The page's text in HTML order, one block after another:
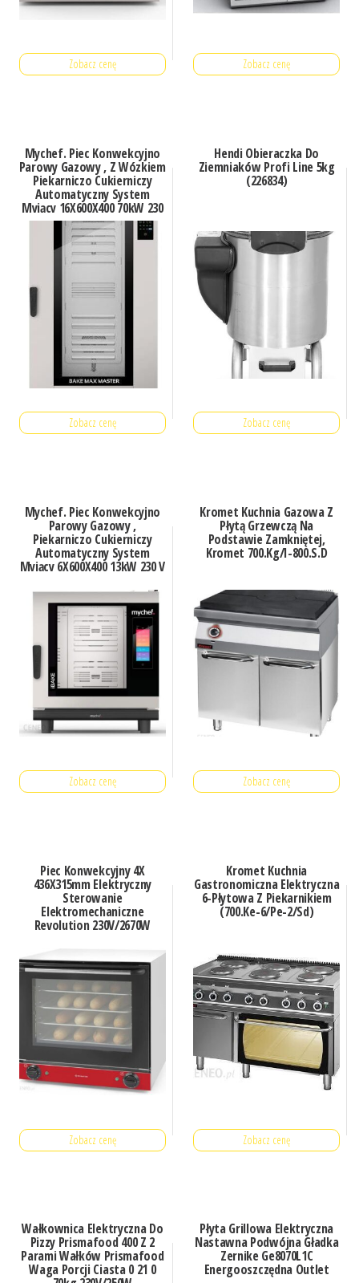
Zobacz cenę Zobacz cenę
Mychef. Piec Konwekcyjno
Parowy Gazowy , Z Wózkiem
Piekarniczo Cukierniczy
Automatyczny System
Myjący 16X600X400 70kW 230
V Mychef Bake Max Maste
(BAK
Zobacz cenę
Hendi Obieraczka Do
Ziemniaków Profi Line 5kg
(226834)
Zobacz cenę
Mychef. Piec Konwekcyjno
Parowy Gazowy ,
Piekarniczo Cukierniczy
Automatyczny System
Myjący 6X600X400 13kW 230 V
Zobacz cenę
Kromet Kuchnia Gazowa Z
Płytą Grzewczą Na
Podstawie Zamkniętej,
Kromet 700.Kg/I-800.S.D
Zobacz cenę
Piec Konwekcyjny 4X
436X315mm Elektryczny
Sterowanie
Elektromechaniczne
Revolution 230V/2670W
Zobacz cenę
Kromet Kuchnia
Gastronomiczna Elektryczna
6-Płytowa Z Piekarnikiem
(700.Ke-6/Pe-2/Sd)
Zobacz cenę
Wałkownica Elektryczna Do
Pizzy Prismafood 400 Z 2
Parami Wałków Prismafood
Waga Porcji Ciasta 0 21 0
Płyta Grillowa Elektryczna
Nastawna Podwójna Gładka
Zernike Ge8070L1C
Energooszczędna Outlet